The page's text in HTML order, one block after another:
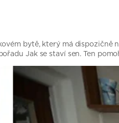
bytě, který má
Jak se staví sen. Ten